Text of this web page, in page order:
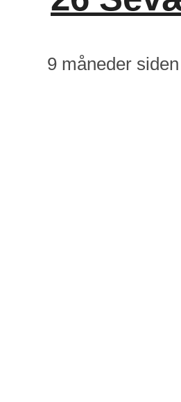
9 måneder siden